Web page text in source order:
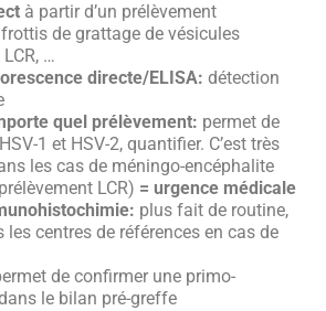
à partir d’un prélèvement
de grattage de vésicules
…
directe/ELISA: détection
quel prélèvement: permet de
1 et HSV-2, quantifier. C’est très
les cas de méningo-encéphalite
LCR) = urgence médicale
plus fait de routine,
les centres de références en cas de
de confirmer une primo-
le bilan pré-greffe